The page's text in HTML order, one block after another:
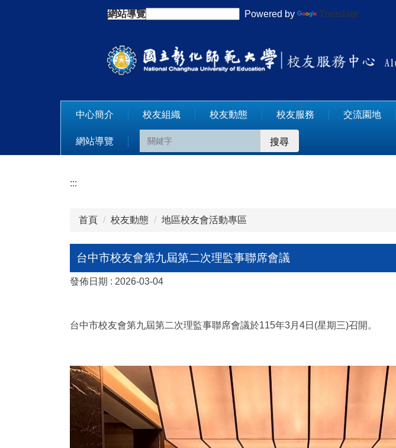
網站導覽 Powered by Translate
中心簡介 校友組織 校友動態 校友服務 交流園地
網站導覽 搜尋
:::
首頁 校友動態 地區校友會活動專區
台中市校友會第九屆第二次理監事聯席會議
發佈日期 : 2026-03-04
台中市校友會第九屆第二次理監事聯席會議於115年3月4日(星期三)召開。